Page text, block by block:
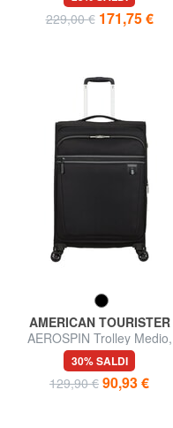
229,00 € 171,75 €
AMERICAN TOURISTER
AEROSPIN Trolley Medio,
espandibile
30% SALDI
129,90 € 90,93 €